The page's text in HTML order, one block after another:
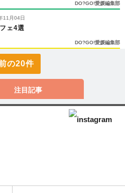
DO?GO!愛媛編集部
11月04日
ェ4選
DO?GO!愛媛編集部
の20件
注目記事